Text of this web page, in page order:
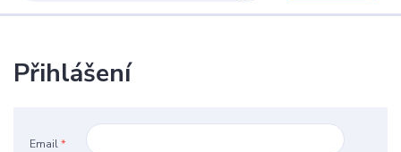
Přihlášení
Email*